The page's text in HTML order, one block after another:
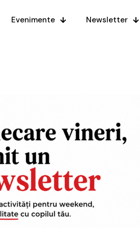
Evenimente Newsletter